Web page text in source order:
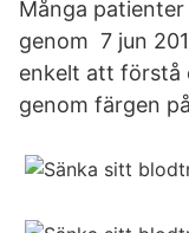
Många
genom 7 jun
enkelt att förstå
genom färgen